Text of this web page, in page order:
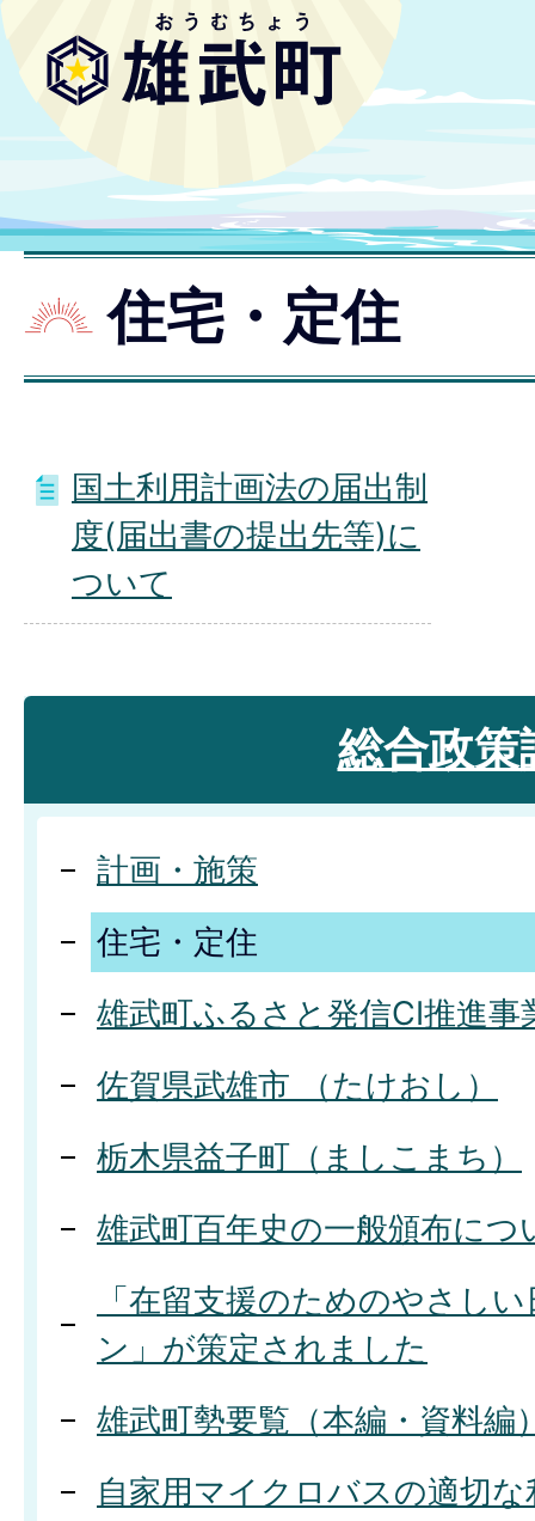
住宅・定住
国土利用計画法の届出制
度(届出書の提出先等)に
ついて
総合政策
計画・施策
住宅・定住
雄武町ふるさと発信CI推進事
佐賀県武雄市 （たけおし）
栃木県益子町（ましこまち）
雄武町百年史の一般頒布につ
「在留支援のためのやさし
ン」が策定されました
雄武町勢要覧（本編・資料編
自家用マイクロバスの適切